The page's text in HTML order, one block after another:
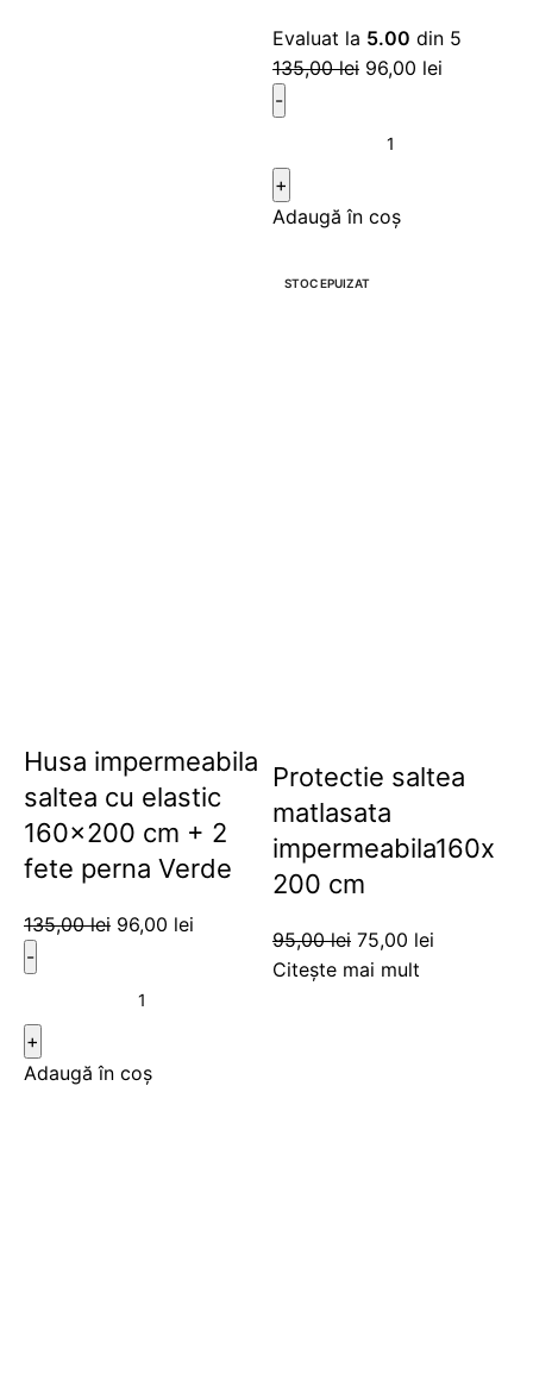
Evaluat la 5.00 din 5
135,00lei 96,00 lei
Adaugă în coș
Husa impermeabila
saltea cu elastic
160×200 cm + 2
fete perna Verde
135,00lei 96,00 lei
Adaugă în coș
STOC EPUIZAT
Protectie saltea
matlasata
impermeabila160x
200 cm
95,00lei 75,00 lei
Citește mai mult